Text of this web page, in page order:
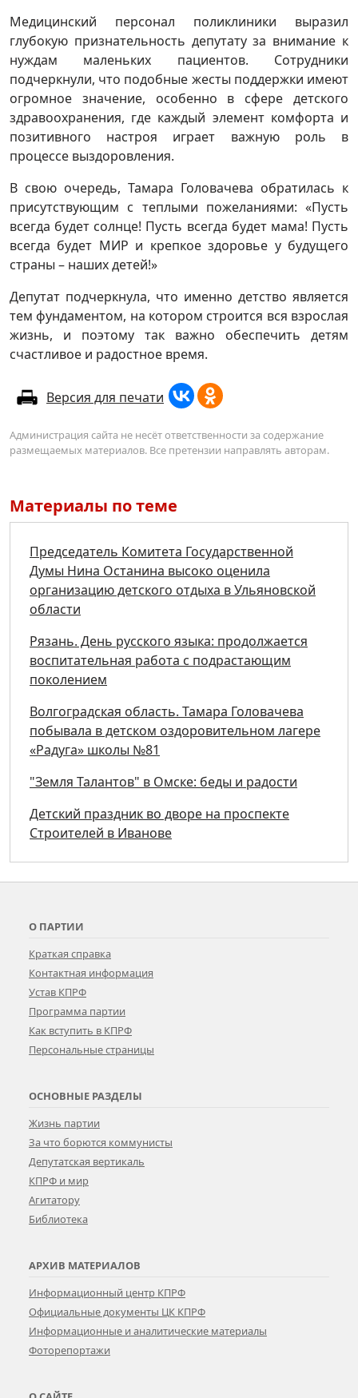
Медицинский персонал поликлиники выразил
глубокую признательность депутату за внимание к
нуждам маленьких пациентов. Сотрудники
подчеркнули, что подобные жесты поддержки имеют
огромное значение, особенно в сфере детского
здравоохранения, где каждый элемент комфорта и
позитивного настроя играет важную роль в
процессе выздоровления.
В свою очередь, Тамара Головачева обратилась к
присутствующим с теплыми пожеланиями: «Пусть
всегда будет солнце! Пусть всегда будет мама! Пусть
всегда будет МИР и крепкое здоровье у будущего
страны – наших детей!»
Депутат подчеркнула, что именно детство является
тем фундаментом, на котором строится вся взрослая
жизнь, и поэтому так важно обеспечить детям
счастливое и радостное время.
Версия для печати
Администрация сайта не несёт ответственности за содержание
размещаемых материалов. Все претензии направлять авторам.
Материалы по теме
Председатель Комитета Государственной
Думы Нина Останина высоко оценила
организацию детского отдыха в Ульяновской
области
Рязань. День русского языка: продолжается
воспитательная работа с подрастающим
поколением
Волгоградская область. Тамара Головачева
побывала в детском оздоровительном лагере
«Радуга» школы №81
"Земля Талантов" в Омске: беды и радости
Детский праздник во дворе на проспекте
Строителей в Иванове
О ПАРТИИ
Краткая справка
Контактная информация
Устав КПРФ
Программа партии
Как вступить в КПРФ
Персональные страницы
ОСНОВНЫЕ РАЗДЕЛЫ
Жизнь партии
За что борются коммунисты
Депутатская вертикаль
КПРФ и мир
Агитатору
Библиотека
АРХИВ МАТЕРИАЛОВ
Информационный центр КПРФ
Официальные документы ЦК КПРФ
Информационные и аналитические материалы
Фоторепортажи